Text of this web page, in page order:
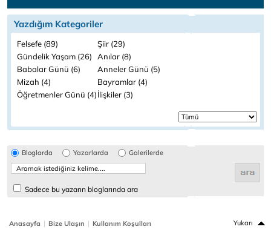
Yazdığım Kategoriler
Felsefe (89)
Şiir (29)
Gündelik Yaşam (26)
Anılar (8)
Babalar Günü (6)
Anneler Günü (5)
Mizah (4)
Bayramlar (4)
Öğretmenler Günü (4)İlişkiler (3)
Bloglarda Yazarlarda Galerilerde
Sadece bu yazarın bloglarında ara
Anasayfa | Bize Ulaşın | Kullanım Koşulları Yukarı